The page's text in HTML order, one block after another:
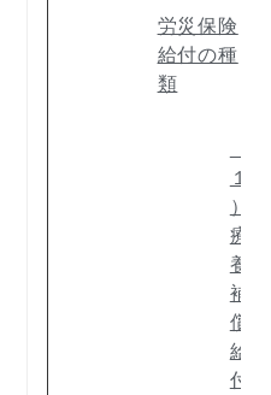
労災保険
給付の種
類
１
）
療
養
補
償
給
付